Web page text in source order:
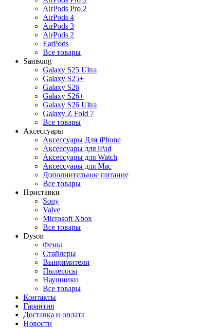
AirPods Pro 2
AirPods 4
AirPods 3
AirPods 2
EarPods
Все товары
Samsung
Galaxy S25 Ultra
Galaxy S25+
Galaxy S26
Galaxy S26+
Galaxy S26 Ultra
Galaxy Z Fold 7
Все товары
Аксессуары
Аксессуары Для iPhone
Аксессуары для iPad
Аксессуары для Watch
Аксессуары для Mac
Дополнительное питание
Все товары
Приставки
Sony
Valve
Microsoft Xbox
Все товары
Dyson
Фены
Стайлеры
Выпрямители
Пылесосы
Наушники
Все товары
Контакты
Гарантия
Доставка и оплата
Новости